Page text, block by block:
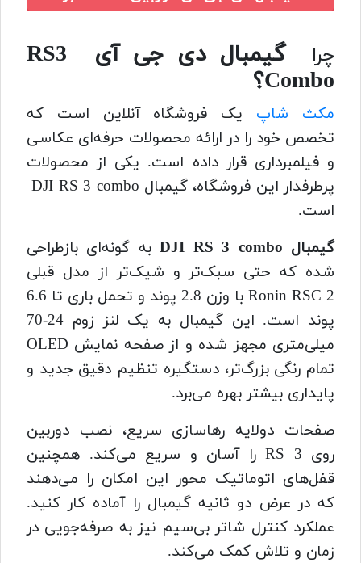
چرا
گیمبال دی جی آی RS3
Combo؟
مکث شاپ یک فروشگاه آنلاین است که
تخصص خود را در ارائه محصولات حرفه‌ای عکاسی
و فیلمبرداری قرار داده است. یکی از محصولات
پرطرفدار این فروشگاه، گیمبال DJI RS 3 combo
است.
گیمبال DJI RS 3 combo
به گونه‌ای بازطراحی
شده که حتی سبک‌تر و شیک‌تر از مدل قبلی
Ronin RSC 2 با وزن 2.8 پوند و تحمل باری تا 6.6
پوند است. این گیمبال به یک لنز زوم 24-70
میلی‌متری مجهز شده و از صفحه نمایش OLED
تمام رنگی بزرگ‌تر، دستگیره تنظیم دقیق جدید و
پایداری بیشتر بهره می‌برد.
صفحات دولایه رهاسازی سریع، نصب دوربین
روی RS 3 را آسان و سریع می‌کند. همچنین
قفل‌های اتوماتیک محور این امکان را می‌دهند
که در عرض دو ثانیه گیمبال را آماده کار کنید.
عملکرد کنترل شاتر بی‌سیم نیز به صرفه‌جویی در
زمان و تلاش کمک می‌کند.